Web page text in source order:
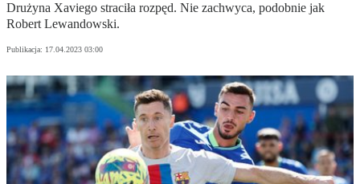
Drużyna Xaviego straciła rozpęd. Nie zachwyca, podobnie jak
Robert Lewandowski.
Publikacja: 17.04.2023 03:00